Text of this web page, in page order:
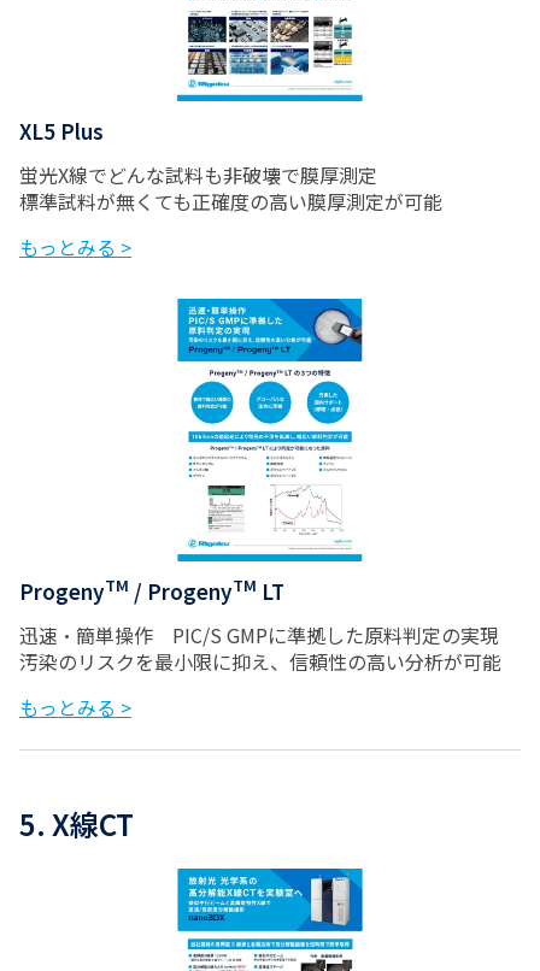
XL5 Plus
蛍光X線でどんな試料も非破壊で膜厚測定
標準試料が無くても正確度の高い膜厚測定が可能
もっとみる >
ProgenyTM / ProgenyTM LT
迅速・簡単操作 PIC/S GMPに準拠した原料判定の実現
汚染のリスクを最小限に抑え、信頼性の高い分析が可能
もっとみる >
5. X線CT